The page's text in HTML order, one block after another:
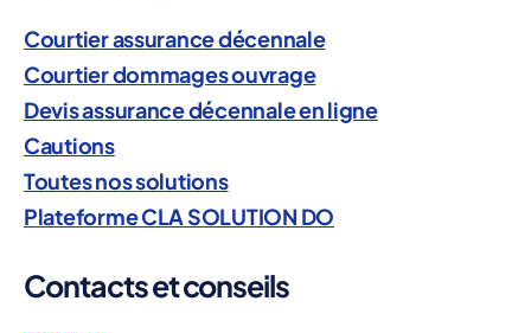
Courtier assurance décennale
Courtier dommages ouvrage
Devis assurance décennale en ligne
Cautions
Toutes nos solutions
Plateforme CLA SOLUTION DO
Contacts et conseils